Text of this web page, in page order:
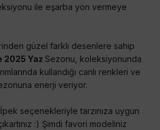
ile eşarba yön vermeye
güzel farklı desenlere sahip
2025 Yaz Sezonu, koleksiyonunda
kullandığı canlı renkleri ve
enerji veriyor.
seçenekleriyle tarzınıza uygun
:) Şimdi favori modeliniz